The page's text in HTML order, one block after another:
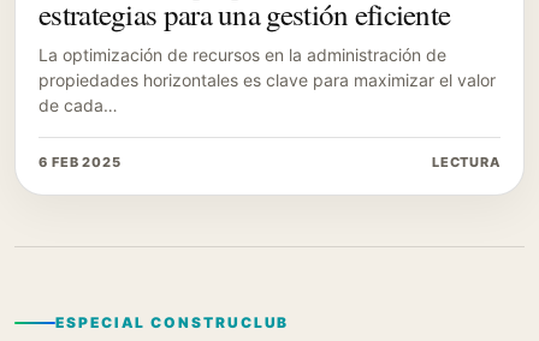
estrategias para una gestión eficiente
La optimización de recursos en la administración de
propiedades horizontales es clave para maximizar el valor
de cada…
6 FEB 2025 LECTURA
ESPECIAL CONSTRUCLUB